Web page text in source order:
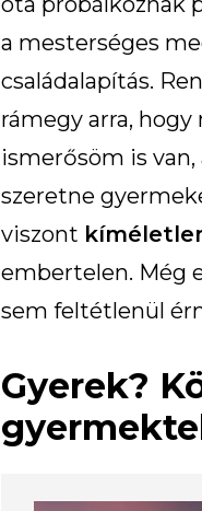
a mesterséges
családalapítás.
rámegy arra,
ismerősöm is
szeretne
viszont
embertelen. Még
sem feltétlenül
Gyerek?